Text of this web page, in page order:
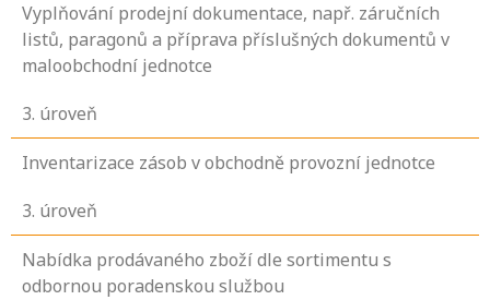
Vyplňování prodejní dokumentace, např. záručních
listů, paragonů a příprava příslušných dokumentů v
maloobchodní jednotce
3. úroveň
Inventarizace zásob v obchodně provozní jednotce
3. úroveň
Nabídka prodávaného zboží dle sortimentu s
odbornou poradenskou službou